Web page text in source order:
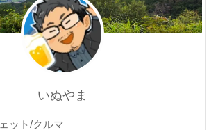
いぬやま
ット/クルマ